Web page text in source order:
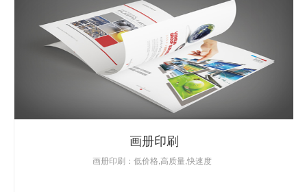
画册印刷
画册印刷：低价格,高质量,快速度